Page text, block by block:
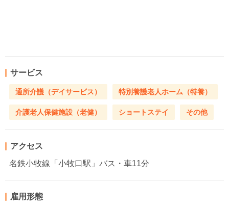
サービス
通所介護（デイサービス） 特別養護老人ホーム（特養）
介護老人保健施設（老健） ショートステイ その他
アクセス
名鉄小牧線「小牧口駅」バス・車11分
雇用形態